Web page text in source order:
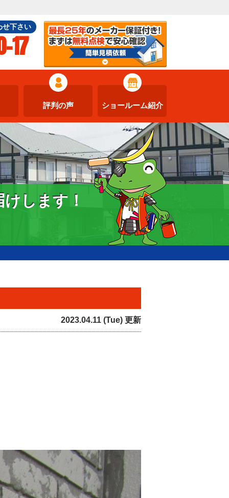
せ下さい
17
評判の声 ショールーム紹介
します！
2023.04.11 (Tue) 更新